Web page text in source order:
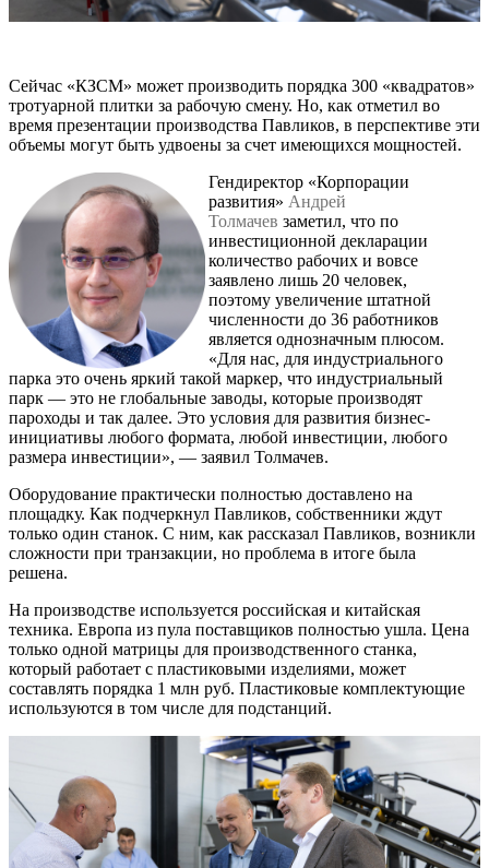
Сейчас «КЗСМ» может производить порядка 300 «квадратов»
тротуарной плитки за рабочую смену. Но, как отметил во
время презентации производства Павликов, в перспективе эти
объемы могут быть удвоены за счет имеющихся мощностей.
Гендиректор «Корпорации
развития» Андрей
Толмачев заметил, что по
инвестиционной декларации
количество рабочих и вовсе
заявлено лишь 20 человек,
поэтому увеличение штатной
численности до 36 работников
является однозначным плюсом.
«Для нас, для индустриального
парка это очень яркий такой маркер, что индустриальный
парк — это не глобальные заводы, которые производят
пароходы и так далее. Это условия для развития бизнес-
инициативы любого формата, любой инвестиции, любого
размера инвестиции», — заявил Толмачев.
Оборудование практически полностью доставлено на
площадку. Как подчеркнул Павликов, собственники ждут
только один станок. С ним, как рассказал Павликов, возникли
сложности при транзакции, но проблема в итоге была
решена.
На производстве используется российская и китайская
техника. Европа из пула поставщиков полностью ушла. Цена
только одной матрицы для производственного станка,
который работает с пластиковыми изделиями, может
составлять порядка 1 млн руб. Пластиковые комплектующие
используются в том числе для подстанций.